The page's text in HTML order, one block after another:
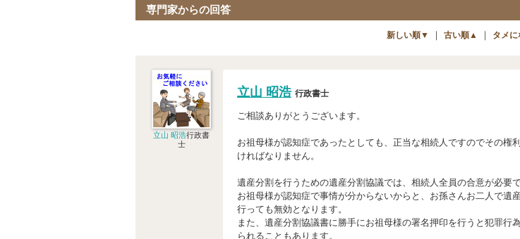
専門家からの回答
新しい順▼ ｜ 古い順▲ ｜ タメ
立山 昭浩行政書
士
立山 昭浩 行政書士
ご相談ありがとうございます。
お祖母様が認知症であったとしても、正当な相続人ですのでその権
ければなりません。
遺産分割を行うための遺産分割協議では、相続人全員の合意が必要で
お祖母様が認知症で事情が分からないからと、お孫さんお二人で遺
行っても無効となります。
また、遺産分割協議書に勝手にお祖母様の署名押印を行うと犯罪行
られることもあります。